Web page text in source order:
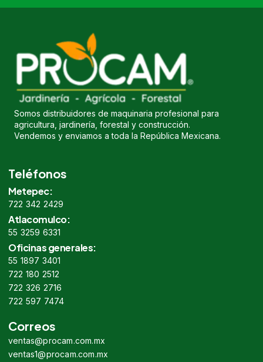
Somos distribuidores de maquinaria profesional para
agricultura, jardinería, forestal y construcción.
Vendemos y enviamos a toda la República Mexicana.
Teléfonos
Metepec:
722 342 2429
Atlacomulco:
55 3259 6331
Oficinas generales:
55 1897 3401
722 180 2512
722 326 2716
722 597 7474
Correos
ventas@procam.com.mx
ventas1@procam.com.mx